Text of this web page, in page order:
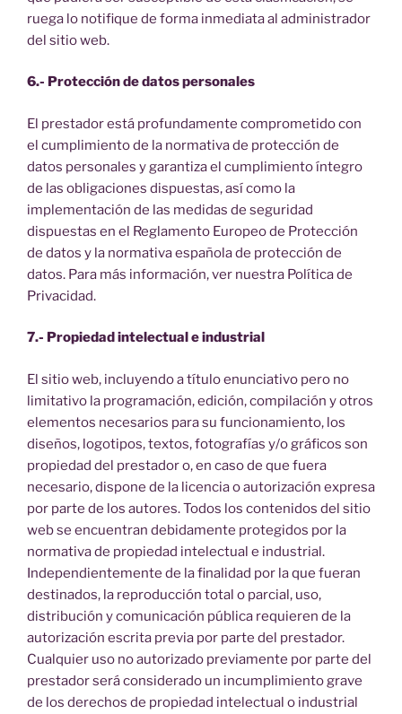
ruega lo notifique de forma inmediata al administrador
del sitio web.
6.- Protección de datos personales
El prestador está profundamente comprometido con
el cumplimiento de la normativa de protección de
datos personales y garantiza el cumplimiento íntegro
de las obligaciones dispuestas, así como la
implementación de las medidas de seguridad
dispuestas en el Reglamento Europeo de Protección
de datos y la normativa española de protección de
datos. Para más información, ver nuestra Política de
Privacidad.
7.- Propiedad intelectual e industrial
El sitio web, incluyendo a título enunciativo pero no
limitativo la programación, edición, compilación y otros
elementos necesarios para su funcionamiento, los
diseños, logotipos, textos, fotografías y/o gráficos son
propiedad del prestador o, en caso de que fuera
necesario, dispone de la licencia o autorización expresa
por parte de los autores. Todos los contenidos del sitio
web se encuentran debidamente protegidos por la
normativa de propiedad intelectual e industrial.
Independientemente de la finalidad por la que fueran
destinados, la reproducción total o parcial, uso,
distribución y comunicación pública requieren de la
autorización escrita previa por parte del prestador.
Cualquier uso no autorizado previamente por parte del
prestador será considerado un incumplimiento grave
de los derechos de propiedad intelectual o industrial